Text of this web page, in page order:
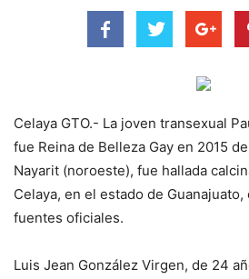
Celaya GTO.- La joven transexual
fue Reina de Belleza Gay en 2015
Nayarit (noroeste), fue hallada
Celaya, en el estado de
fuentes oficiales.
Luis Jean González Virgen, de 24